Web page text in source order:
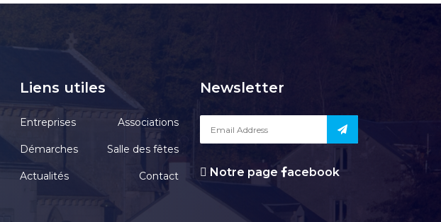
Liens utiles
Entreprises Associations
Démarches Salle des fêtes
Actualités Contact
Newsletter
Notre page acebook